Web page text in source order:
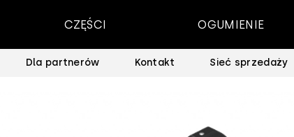
CZĘŚCI OGUMIENIE
Dla partnerów Kontakt Sieć sprzedaży